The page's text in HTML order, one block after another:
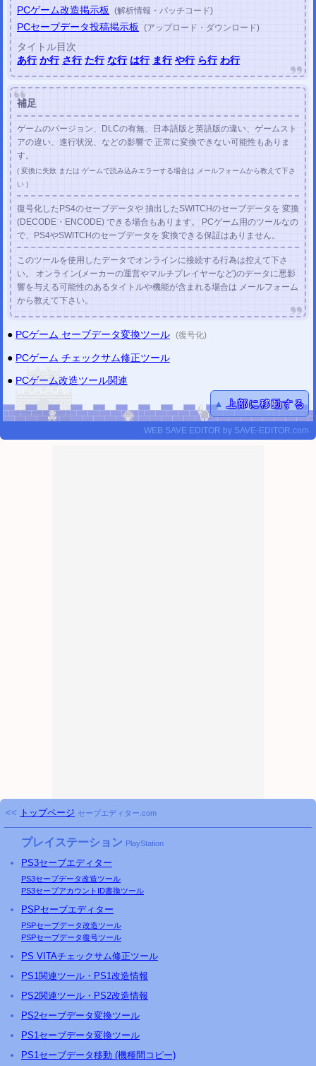
PCゲーム チェックサム修正ツールを更新しました。
PC ファイナルファンタジーVII チェックサム修正ツール
PC バイオハザード4 HD チェックサム修正ツール
その他の日本語未対応ゲーム (GTA3 GTA:SanAndreas GTA:ViceCity MassEffect2 MassEffect3)
2020/02/20
PCゲーム チェックサム修正ツール を公開しました。(改造補助ツール)
PC ファイナルファンタジーX HD チェックサム修正ツール
2020/02/13
SFC チェックサム修正ツールを公開しました。
2020/02/13
GBA チェックサム修正ツール
を公開しました。
2020/02/13
2020/02/13
簡易改造ツールを公開しました。
2020/01/05
PS1セーブデータ改造解析掲示板 (改造コード・解析情報)を公開しました。
2020/01/05
PS2セーブデータ改造解析掲示板 (改造コード・解析情報)を公開しました。
更新履歴 2019年
雑記 (ブログ風)
PCゲーム改造掲示板
(解析情報・パッチコード)
PCセーブデータ投稿掲示板 (アップロード・ダウンロード)
タイトル目次
あ行 か行 さ行 た行 な行 は行 ま行 や行 ら行 わ行
補足
ゲームのバージョン、DLCの有無、日本語版と英語版の違い、ゲームスト
アの違い、進行状況、などの影響で 正常に変換できない可能性もありま
す。
( 変換に失敗 または ゲームで読み込みエラーする場合は メールフォームから教えて下さ
い )
復号化したPS4のセーブデータや 抽出したSWITCHのセーブデータを 変換
(DECODE・ENCODE) できる場合もあります。 PCゲーム用のツールなの
で、PS4やSWITCHのセーブデータを 変換できる保証はありません。
このツールを使用したデータでオンラインに接続する行為は控えて下さ
い。 オンライン(メーカーの運営やマルチプレイヤーなど)のデータに悪影
響を与える可能性のあるタイトルや機能が含まれる場合は メールフォーム
から教えて下さい。
● PCゲーム セーブデータ変換ツール (復号化)
● PCゲーム チェックサム修正ツール
● PCゲーム改造ツール関連
▲ 上部に移動する
WEB SAVE EDITOR by SAVE-EDITOR.com
<< トップページ セーブエディター.com
プレイステーション PlayStation
PS3セーブエディター
PS3セーブデータ改造ツール
PS3セーブアカウントID書換ツール
PSPセーブエディター
PSPセーブデータ改造ツール
PSPセーブデータ復号ツール
PS VITAチェックサム修正ツール
PS1関連ツール・ PS1改造情報
PS2関連ツール・ PS2改造情報
PS2セーブデータ変換ツール
PS1セーブデータ変換ツール
PS1セーブデータ移動 (機種間コピー)